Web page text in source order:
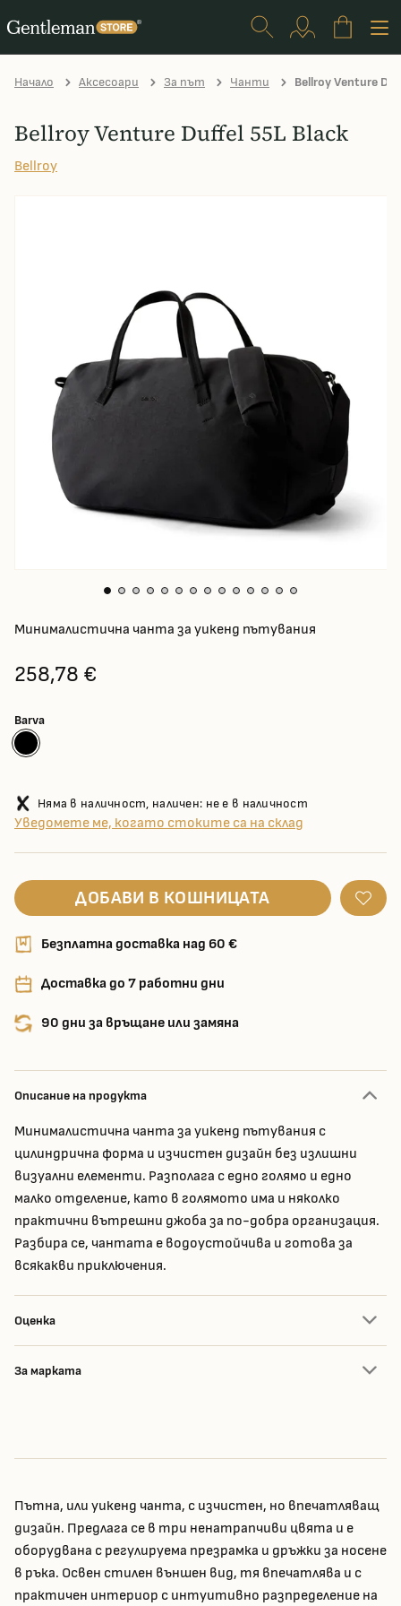
Начало Аксесоари За път Чанти Bellroy Venture
Bellroy Venture Duffel 55L Black
Bellroy
Минималистична чанта за уикенд пътувания
258,78 €
Barva
Няма в наличност, наличен: не е в наличност
Уведомете ме, когато стоките са на склад
ДОБАВИ В КОШНИЦАТА
Безплатна доставка над 60 €
Доставка до 7 работни дни
90 дни за връщане или замяна
Описание на продукта
Минималистична чанта за уикенд пътувания с
цилиндрична форма и изчистен дизайн без излишни
визуални елементи. Разполага с едно голямо и едно
малко отделение, като в голямото има и няколко
практични вътрешни джоба за по-добра организация.
Разбира се, чантата е водоустойчива и готова за
всякакви приключения.
Оценка
За марката
Пътна, или уикенд чанта, с изчистен, но впечатляващ
дизайн. Предлага се в три ненатрапчиви цвята и е
оборудвана с регулируема презрамка и дръжки за носене
в ръка. Освен стилен външен вид, тя впечатлява и с
практичен интериор с интуитивно разпределение на